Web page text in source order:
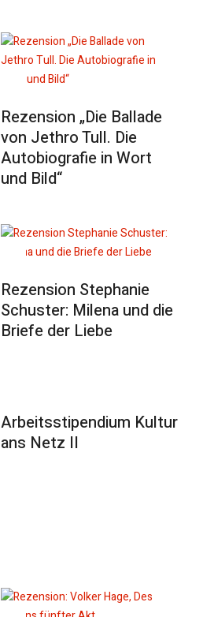
Rezension „Die Ballade
von Jethro Tull. Die
Autobiografie in Wort
und Bild“
Rezension Stephanie
Schuster: Milena und die
Briefe der Liebe
Arbeitsstipendium Kultur
ans Netz II